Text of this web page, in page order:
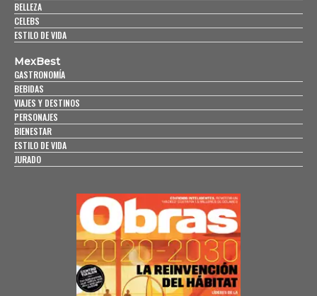
BELLEZA
CELEBS
ESTILO DE VIDA
MexBest
GASTRONOMÍA
BEBIDAS
VIAJES Y DESTINOS
PERSONAJES
BIENESTAR
ESTILO DE VIDA
JURADO